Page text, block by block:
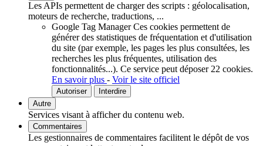
Les APIs permettent de charger des scripts : géolocalisation,
moteurs de recherche, traductions, ...
Google Tag Manager Ces cookies permettent de
générer des statistiques de fréquentation et d'utilisation
du site (par exemple, les pages les plus consultées, les
recherches les plus fréquentes, utilisation des
fonctionnalités...). Ce service peut déposer 22 cookies.
En savoir plus - Voir le site officiel
Autoriser
Interdire
Autre
Services visant à afficher du contenu web.
Commentaires
Les gestionnaires de commentaires facilitent le dépôt de vos